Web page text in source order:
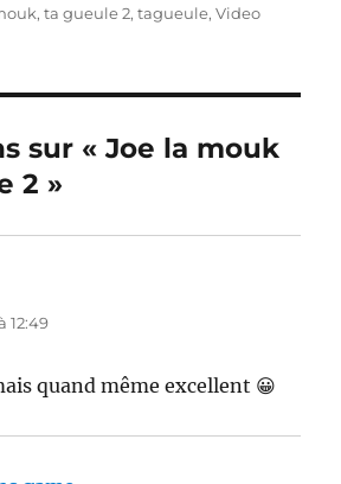
,ta gueule 2,tagueule,Video
sur « Joe la mouk
2 »
12:49
quand même excellent 😀